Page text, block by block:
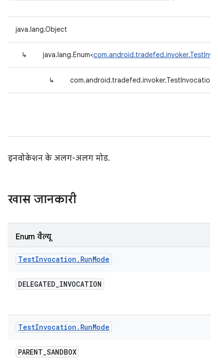
java.lang.Object
↳ java.lang.Enum<
↳
इनवोकेशन के अलग-अलग मोड.
खास जानकारी
Enum वैल्यू
TestInvocation . RunMode
DELEGATED_INVOCATION
TestInvocation . RunMode
PARENT_SANDBOX